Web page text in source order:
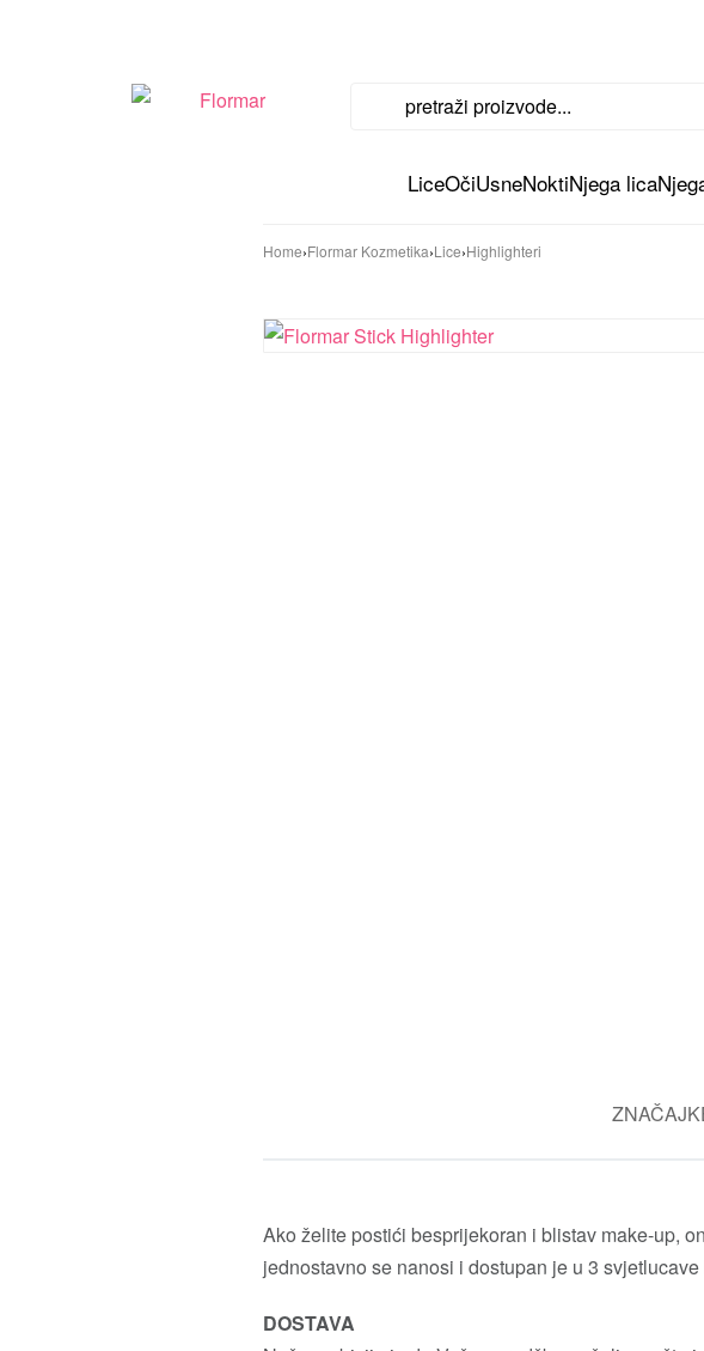
LiceOčiUsneNoktiNjega lica
Home›Flormar Kozmetika›Lice›Highlighteri
Ako želite postići besprijekoran i blistav make-up,
jednostavno se nanosi i dostupan je u 3 svjetlucave
DOSTAVA